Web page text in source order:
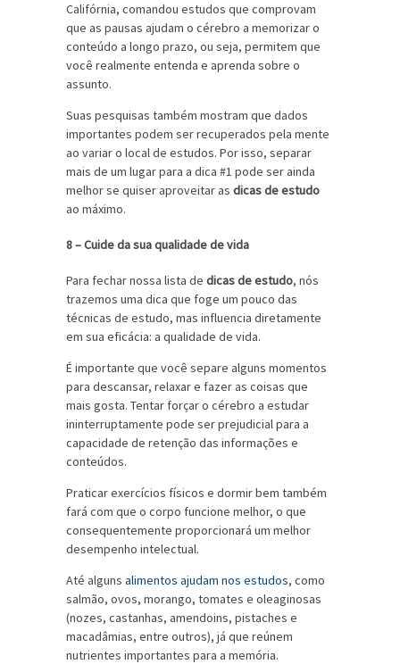
Califórnia, comandou estudos que comprovam
que as pausas ajudam o cérebro a memorizar o
conteúdo a longo prazo, ou seja, permitem que
você realmente entenda e aprenda sobre o
assunto.
Suas pesquisas também mostram que dados
importantes podem ser recuperados pela mente
ao variar o local de estudos. Por isso, separar
mais de um lugar para a dica #1 pode ser ainda
melhor se quiser aproveitar as dicas de estudo
ao máximo.
8 – Cuide da sua qualidade de vida
Para fechar nossa lista de dicas de estudo, nós
trazemos uma dica que foge um pouco das
técnicas de estudo, mas influencia diretamente
em sua eficácia: a qualidade de vida.
É importante que você separe alguns momentos
para descansar, relaxar e fazer as coisas que
mais gosta. Tentar forçar o cérebro a estudar
ininterruptamente pode ser prejudicial para a
capacidade de retenção das informações e
conteúdos.
Praticar exercícios físicos e dormir bem também
fará com que o corpo funcione melhor, o que
consequentemente proporcionará um melhor
desempenho intelectual.
Até alguns alimentos ajudam nos estudos, como
salmão, ovos, morango, tomates e oleaginosas
(nozes, castanhas, amendoins, pistaches e
macadâmias, entre outros), já que reúnem
nutrientes importantes para a memória.